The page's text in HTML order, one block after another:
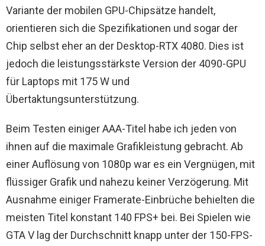
Variante der mobilen GPU-Chipsätze handelt,
orientieren sich die Spezifikationen und sogar der
Chip selbst eher an der Desktop-RTX 4080. Dies ist
jedoch die leistungsstärkste Version der 4090-GPU
für Laptops mit 175 W und
Übertaktungsunterstützung.
Beim Testen einiger AAA-Titel habe ich jeden von
ihnen auf die maximale Grafikleistung gebracht. Ab
einer Auflösung von 1080p war es ein Vergnügen, mit
flüssiger Grafik und nahezu keiner Verzögerung. Mit
Ausnahme einiger Framerate-Einbrüche behielten die
meisten Titel konstant 140 FPS+ bei. Bei Spielen wie
GTA V lag der Durchschnitt knapp unter der 150-FPS-